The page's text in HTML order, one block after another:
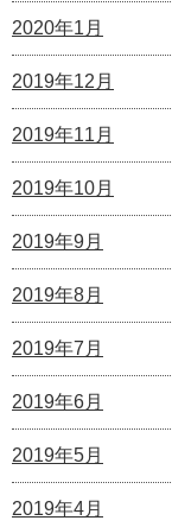
2020年1月
2019年12月
2019年11月
2019年10月
2019年9月
2019年8月
2019年7月
2019年6月
2019年5月
2019年4月